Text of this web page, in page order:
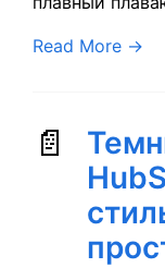
Read More →